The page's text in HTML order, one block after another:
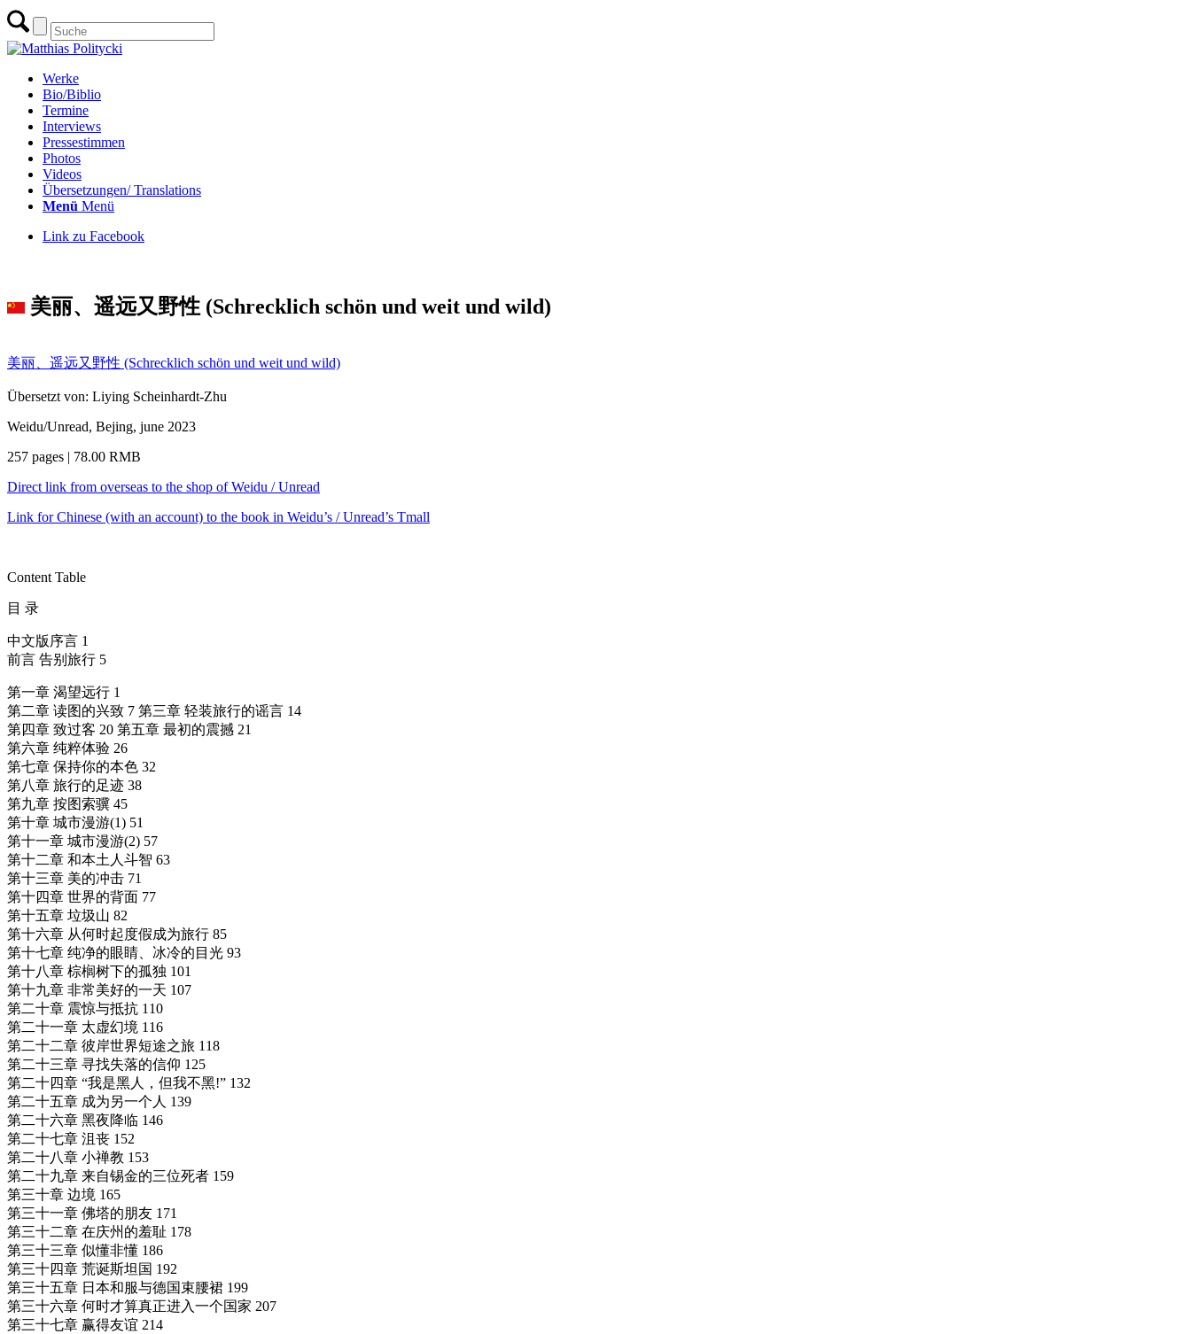
Werke
Bio/Biblio
Termine
Interviews
Pressestimmen
Photos
Videos
Übersetzungen/ Translations
Menü Menü
Link zu Facebook
美丽、遥远又野性 (Schrecklich schön und weit und wild)
美丽、遥远又野性 (Schrecklich schön und weit und wild)
Übersetzt von: Liying Scheinhardt-Zhu
Weidu/Unread, Bejing, june 2023
257 pages | 78.00 RMB
Direct link from overseas to the shop of Weidu / Unread
Link for Chinese (with an account) to the book in Weidu’s / Unread’s Tmall
Content Table
目 录
中文版序言 1
前言 告别旅行 5
第一章 渴望远行 1
第二章 读图的兴致 7 第三章 轻装旅行的谣言 14
第四章 致过客 20 第五章 最初的震撼 21
第六章 纯粹体验 26
第七章 保持你的本色 32
第八章 旅行的足迹 38
第九章 按图索骥 45
第十章 城市漫游(1) 51
第十一章 城市漫游(2) 57
第十二章 和本土人斗智 63
第十三章 美的冲击 71
第十四章 世界的背面 77
第十五章 垃圾山 82
第十六章 从何时起度假成为旅行 85
第十七章 纯净的眼睛、冰冷的目光 93
第十八章 棕榈树下的孤独 101
第十九章 非常美好的一天 107
第二十章 震惊与抵抗 110
第二十一章 太虚幻境 116
第二十二章 彼岸世界短途之旅 118
第二十三章 寻找失落的信仰 125
第二十四章 “我是黑人，但我不黑!” 132
第二十五章 成为另一个人 139
第二十六章 黑夜降临 146
第二十七章 沮丧 152
第二十八章 小禅教 153
第二十九章 来自锡金的三位死者 159
第三十章 边境 165
第三十一章 佛塔的朋友 171
第三十二章 在庆州的羞耻 178
第三十三章 似懂非懂 186
第三十四章 荒诞斯坦国 192
第三十五章 日本和服与德国束腰裙 199
第三十六章 何时才算真正进入一个国家 207
第三十七章 赢得友谊 214